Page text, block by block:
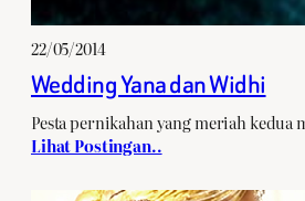
22/05/2014
Wedding Yana dan Widhi
Pesta pernikahan yang meriah
Lihat Postingan..